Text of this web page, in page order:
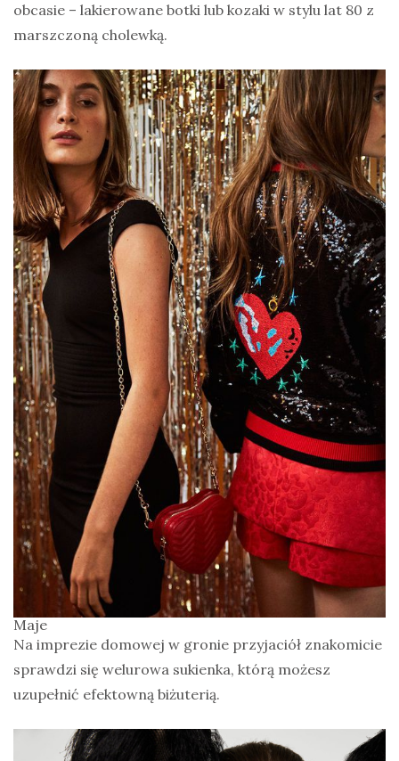
obcasie – lakierowane botki lub kozaki w stylu lat 80 z
marszczoną cholewką.
Maje
Na imprezie domowej w gronie przyjaciół znakomicie
sprawdzi się welurowa sukienka, którą możesz
uzupełnić efektowną biżuterią.